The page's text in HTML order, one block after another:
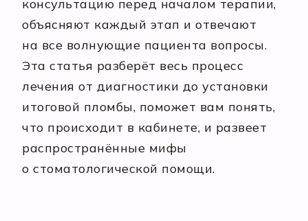
консультацию перед началом терапии,
объясняют каждый этап и отвечают
на все волнующие пациента вопросы.
Эта статья разберёт весь процесс
лечения от диагностики до установки
итоговой пломбы, поможет вам понять,
что происходит в кабинете, и развеет
распространённые мифы
о стоматологической помощи.